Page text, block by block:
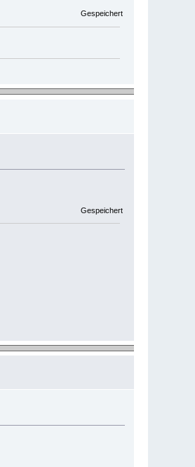
Gespeichert
Gespeichert